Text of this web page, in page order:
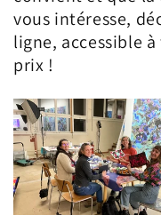
c
t
i
o
n
:
vous intéresse,
ligne, accessible
prix !